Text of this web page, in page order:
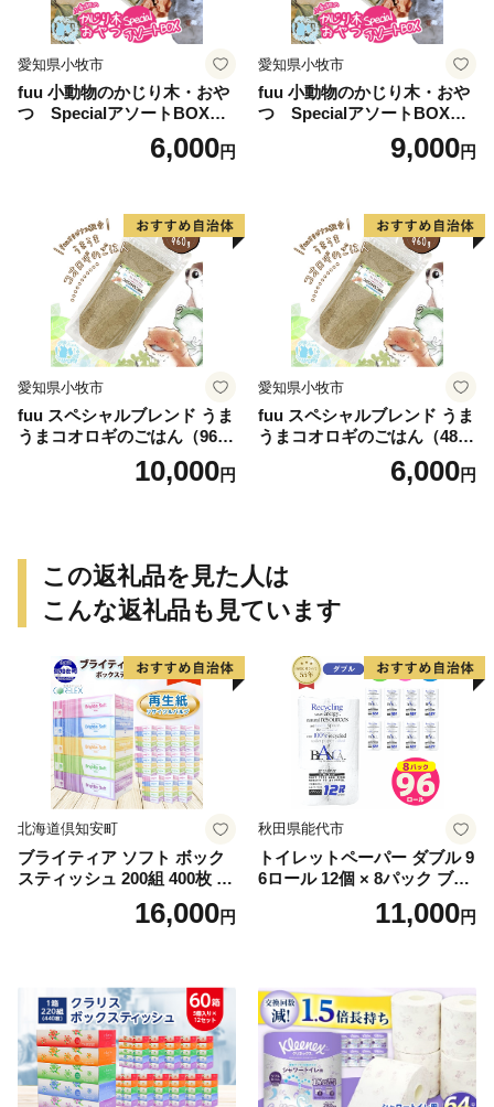
愛知県小牧市
fuu 小動物のかじり木・おや
つ SpecialアソートBOX（1
6,000円
愛知県小牧市
fuu 小動物のかじり木・おや
つ SpecialアソートBOX（2
9,000円
愛知県小牧市
fuu スペシャルブレンド うま
うまコオロギのごはん（960
10,000円
愛知県小牧市
fuu スペシャルブレンド うま
うまコオロギのごはん（480
6,000円
この返礼品を見た人は
こんな返礼品も見ています
北海道倶知安町
ブライティア ソフト ボック
スティッシュ 200組 400枚 60
箱 日本製 まとめ買い ティッ
シュ リサイクル 長持 防災 常
倶知安町 日用品
16,000円
秋田県能代市
トイレットペーパー ダブル 9
6ロール 12個 × 8パック ブラ
ンカ 再生紙 100％ 芯あり 日
用品 消耗品 無香料 生活用品
11,000円